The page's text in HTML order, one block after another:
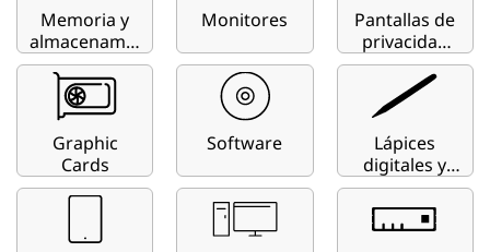
n
Memoria y
almacenamie
nto para
ordenador
Monitores
Pantallas de
privacidad
para
portátiles y
monitores
Graphic
Cards
Software
Lápices
digitales y
suministros